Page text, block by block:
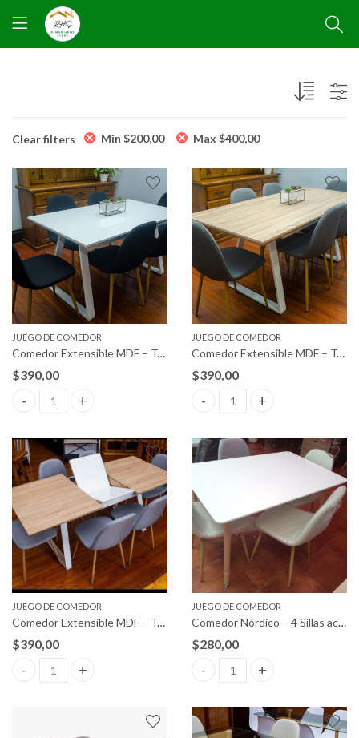
Clear filters Min $200,00 Max $400,00
JUEGO DE COMEDOR
Comedor Extensible MDF – Tapizada
$390,00
Comedor Extensible MDF – Tapizada quantity
JUEGO DE COMEDOR
Comedor Extensible MDF – Tapizada
$390,00
Comedor Extensible MDF –
JUEGO DE COMEDOR
Comedor Extensible MDF – Tapizada
$390,00
Comedor Extensible MDF – Tapizada quantity
JUEGO DE COMEDOR
Comedor Nórdico – 4 Sillas acolchadas
$280,00
Comedor Nórdico – 4 Sillas